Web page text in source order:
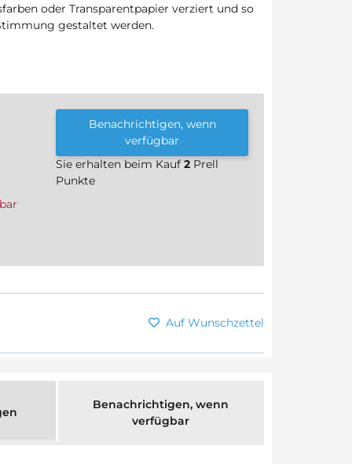
oder Transparentpapier verziert und so
gestaltet werden.
Benachrichtigen, wenn
verfügbar
Sie erhalten beim Kauf 2 Prell
Punkte
Auf Wunschzettel
Benachrichtigen, wenn
verfügbar